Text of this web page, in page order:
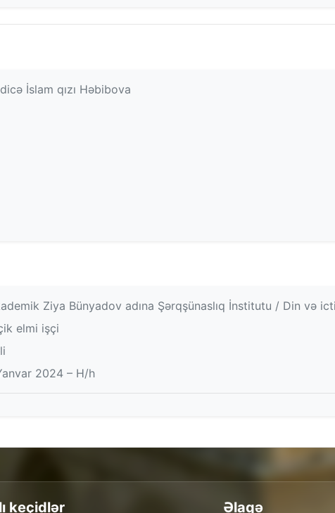
İslam qızı Həbibova
Ziya Bünyadov adına Şərqşünaslıq İnstitutu / Din və
elmi işçi
2024 – H/h
keçidlər Əlaqə